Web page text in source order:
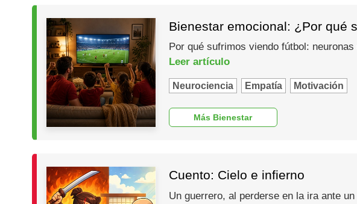
Bienestar emocional: ¿Por qué
Por qué sufrimos viendo fútbol:
Leer artículo
Neurociencia Empatía Motivación
Más Bienestar
Cuento: Cielo e infierno
Un guerrero, al perderse en la ira ante